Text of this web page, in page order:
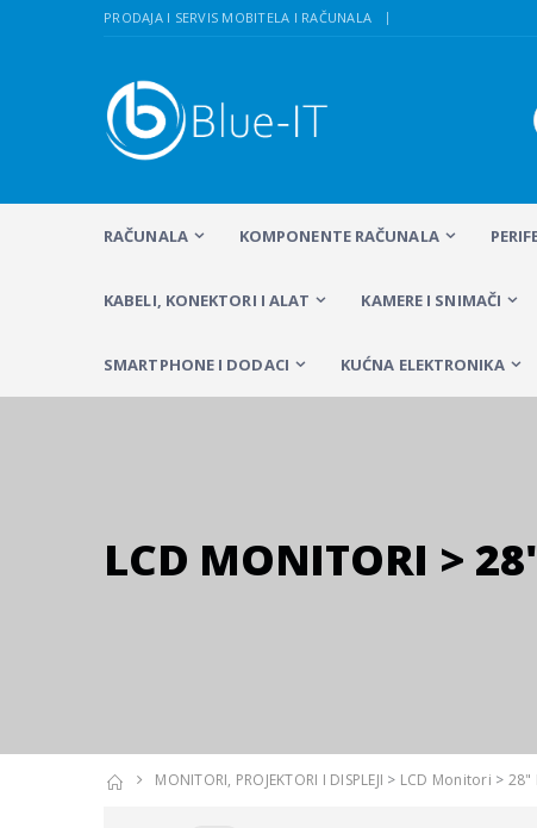
PRODAJA I SERVIS MOBITELA I RAČUNALA
RAČUNALA KOMPONENTE RAČUNALA
KABELI, KONEKTORI I ALAT KAMERE I SNIMAČI
SMARTPHONE I DODACI KUĆNA ELEKTRONIKA
LCD MONITORI >
MONITORI, PROJEKTORI I DISPLEJI > LCD Monitori > 28"